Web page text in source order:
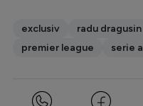
exclusiv radu dragusin
premier league
serie a